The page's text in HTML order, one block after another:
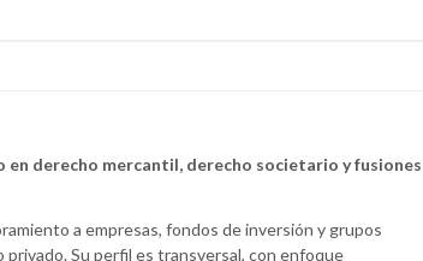
en derecho mercantil, derecho societario y
a empresas, fondos de inversión y grupos
Su perfil es transversal, con enfoque